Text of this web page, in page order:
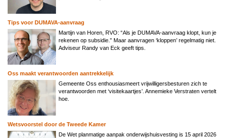
Tips voor DUMAVA-aanvraag
Martijn van Horen, RVO: “Als je DUMAVA-aanvraag klopt, kun je
rekenen op subsidie.” Maar aanvragen ‘kloppen’ regelmatig niet.
Adviseur Randy van Eck geeft tips.
Oss maakt verantwoorden aantrekkelijk
Gemeente Oss enthousiasmeert vrijwilligersbesturen zich te
verantwoorden met ‘visitekaartjes’. Annemieke Verstraten vertelt
hoe.
Wetsvoorstel door de Tweede Kamer
De Wet planmatige aanpak onderwijshuisvesting is 15 april 2026